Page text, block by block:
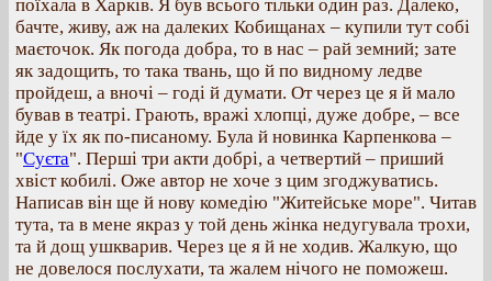
поїхала в Харків. Я був всього тільки один раз. Далеко,
бачте, живу, аж на далеких Кобищанах – купили тут собі
маєточок. Як погода добра, то в нас – рай земний; зате
як задощить, то така твань, що й по видному ледве
пройдеш, а вночі – годі й думати. От через це я й мало
бував в театрі. Грають, вражі хлопці, дуже добре, – все
йде у їх як по-писаному. Була й новинка Карпенкова –
"Суєта". Перші три акти добрі, а четвертий – приший
хвіст кобилі. Оже автор не хоче з цим згоджуватись.
Написав він ще й нову комедію "Житейське море". Читав
тута, та в мене якраз у той день жінка недугувала трохи,
та й дощ ушкварив. Через це я й не ходив. Жалкую, що
не довелося послухати, та жалем нічого не поможеш.